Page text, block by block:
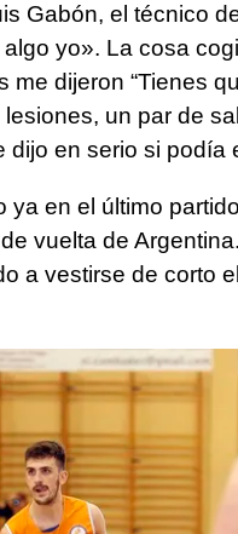
Gabón, el técnico
yo». La cosa
dijeron “Tienes
un par de
en serio si podía
en el último
vuelta de
a vestirse de corto